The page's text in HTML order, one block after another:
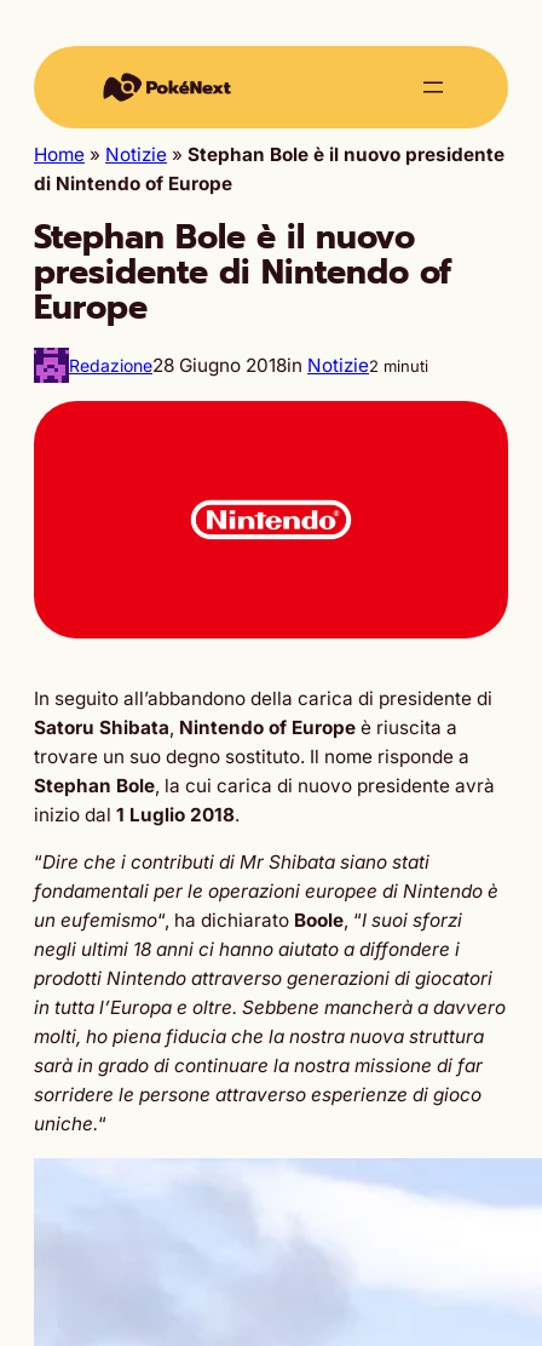
Home » Notizie » Stephan Bole è il nuovo presidente
di Nintendo of Europe
Stephan Bole è il nuovo
presidente di Nintendo of
Europe
Redazione28 Giugno 2018in Notizie2 minuti
In seguito all’abbandono della carica di presidente di
Satoru Shibata, Nintendo of Europe è riuscita a
trovare un suo degno sostituto. Il nome risponde a
Stephan Bole, la cui carica di nuovo presidente avrà
inizio dal 1 Luglio 2018.
“Dire che i contributi di Mr Shibata siano stati
fondamentali per le operazioni europee di Nintendo è
un eufemismo“, ha dichiarato Boole, “I suoi sforzi
negli ultimi 18 anni ci hanno aiutato a diffondere i
prodotti Nintendo attraverso generazioni di giocatori
in tutta l’Europa e oltre. Sebbene mancherà a davvero
molti, ho piena fiducia che la nostra nuova struttura
sarà in grado di continuare la nostra missione di far
sorridere le persone attraverso esperienze di gioco
uniche.“